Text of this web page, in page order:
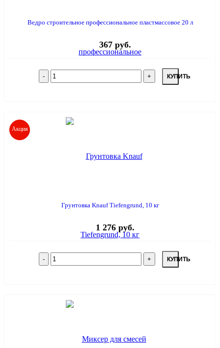
Ведро строительное профессиональное пластмассовое 20 л
367 руб.
КУПИТЬ
Акция
Грунтовка Knauf Tiefengrund, 10 кг
1 276 руб.
КУПИТЬ